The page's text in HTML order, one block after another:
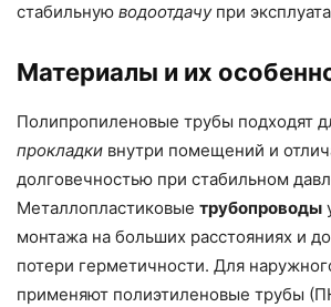
стабильную водоотдачупри
Материалы и их
Полипропиленовые трубы подходят
прокладки внутри помещений и
долговечностью при стабильном
Металлопластиковые трубопроводы
монтажа на больших расстояниях и
потери герметичности. Для
применяют полиэтиленовые трубы